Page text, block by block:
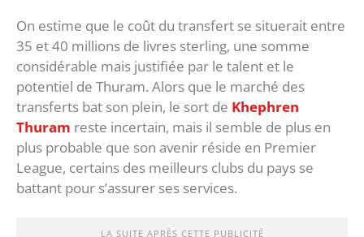
On estime que le coût du transfert se situerait entre
35 et 40 millions de livres sterling, une somme
considérable mais justifiée par le talent et le
potentiel de Thuram. Alors que le marché des
transferts bat son plein, le sort de Khephren
Thuram reste incertain, mais il semble de plus en
plus probable que son avenir réside en Premier
League, certains des meilleurs clubs du pays se
battant pour s’assurer ses services.
LA SUITE APRÈS CETTE PUBLICITÉ